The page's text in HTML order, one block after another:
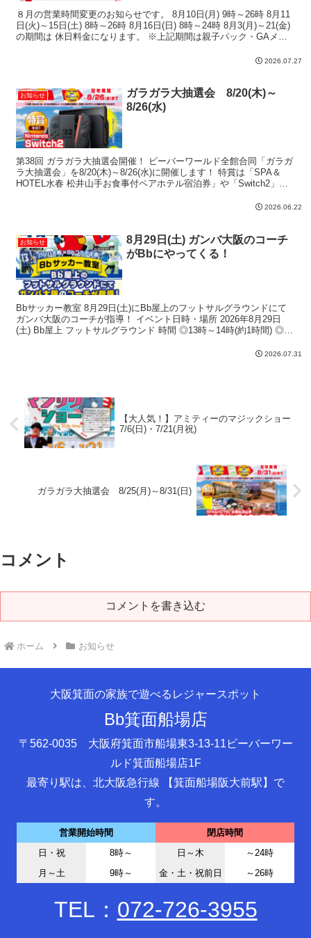
８月の営業時間変更のお知らせです。 8月10日(月) 9時～26時 8月11
日(火)～15日(土) 8時～26時 8月16日(日) 8時～24時 8月3(月)～21(金)
の期間は 休日料金になります。 ※上記期間は親子パック・GAメガ
2026.07.27
お知らせ
ガラガラ大抽選会 8/20(木)～
8/26(水)
第38回 ガラガラ大抽選会開催！ ビーバーワールド全館合同「ガラガ
ラ大抽選会」を8/20(木)～8/26(水)に開催します！ 特賞は「SPA＆
HOTEL水春 松井山手お食事付ペアホテル宿泊券」や「Switch2」！
2026.06.22
お知らせ
8月29日(土) ガンバ大阪のコーチ
がBbにやってくる！
Bbサッカー教室 8月29日(土)にBb屋上のフットサルグラウンドにて
ガンバ大阪のコーチが指導！ イベント日時・場所 2026年8月29日
(土) Bb屋上 フットサルグラウンド 時間 ◎13時～14時(約1時間) ◎15
2026.07.31
【大人気！】アミティーのマジックショー
7/6(日)・7/21(月祝)
ガラガラ大抽選会 8/25(月)～8/31(日)
コメント
コメントを書き込む
ホーム お知らせ
大阪箕面の家族で遊べるレジャースポット
Bb箕面船場店
〒562-0035 大阪府箕面市船場東3-13-11ビーバーワー
ルド箕面船場店1F
最寄り駅は、北大阪急行線 【箕面船場阪大前駅】で
す。
営業開始時間
閉店時間
日・祝
8時～ 日～木
～24時
月～土
9時～ 金・土・祝前日 ～26時
TEL： 072-726-3955